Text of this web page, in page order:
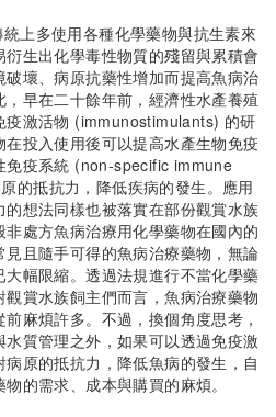
上多使用各種化學藥物與抗生素來
生出化學毒性物質的殘留與累積會
壞、病原抗藥性增加而提高魚病治
早在二十餘年前，經濟性水產養殖
疫激活物 (immunostimulants) 的研
投入使用後可以提高水產生物免疫
免疫系統 (non-specific immune
的抵抗力，降低疾病的發生。應用
想法同樣也被落實在部份觀賞水族
處方魚病治療用化學藥物在國內的
且隨手可得的魚病治療藥物，無論
幅限縮。透過法規進行不當化學藥
賞水族飼主們而言，魚病治療藥物
麻煩許多。不過，換個角度思考，
質管理之外，如果可以透過免疫激
原的抵抗力，降低魚病的發生，自
的需求、成本與購買的麻煩。